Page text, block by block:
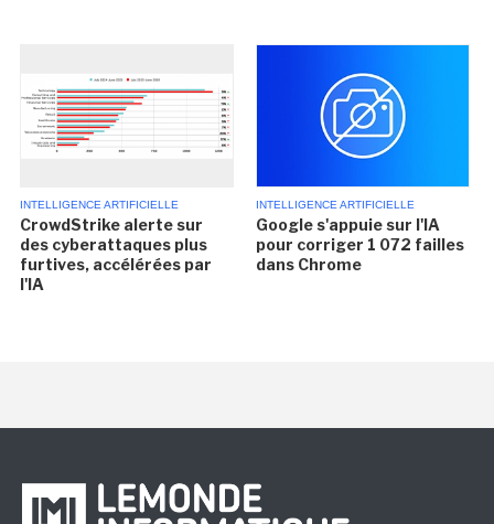
INTELLIGENCE ARTIFICIELLE
CrowdStrike alerte sur
des cyberattaques plus
furtives, accélérées par
l'IA
INTELLIGENCE ARTIFICIELLE
Google s'appuie sur l'IA
pour corriger 1 072 failles
dans Chrome